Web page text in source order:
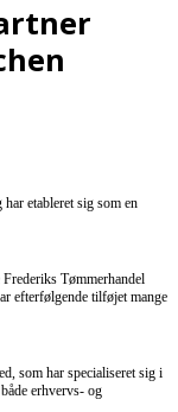
etableret sig som en
Tømmerhandel
efterfølgende tilføjet mange
som har specialiseret sig i
erhvervs- og